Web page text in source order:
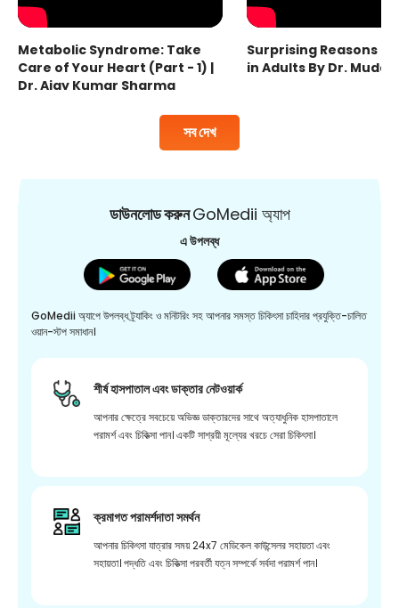
সব দেখ
Metabolic Syndrome: Take
Care of Your Heart (Part - 1) |
Dr. Ajay Kumar Sharma
Surprising Reasons
in Adults By Dr.
ডাউনলোড করুনGoMedii অ্যাপ
এ উপলব্ধ
GoMedii অ্যাপে উপলব্ধ ট্র্যাকিং ও মনিটরিং সহ আপনার সমস্ত চিকিৎসা চাহিদার প্রযুক্তি-চালিত
ওয়ান-স্টপ সমাধান।
শীর্ষ হাসপাতাল এবং ডাক্তার নেটওয়ার্ক
আপনার ক্ষেত্রে সবচেয়ে অভিজ্ঞ ডাক্তারদের সাথে অত্যাধুনিক হাসপাতালে
পরামর্শ এবং চিকিত্সা পান। একটি সাশ্রয়ী মূল্যের খরচে সেরা চিকিৎসা।
ক্রমাগত পরামর্শদাতা সমর্থন
আপনার চিকিৎসা যাত্রার সময় 24x7 মেডিকেল কাউন্সেলর সহায়তা এবং
সহায়তা। পদ্ধতি এবং চিকিত্সা পরবর্তী যত্ন সম্পর্কে সর্বদা পরামর্শ পান।